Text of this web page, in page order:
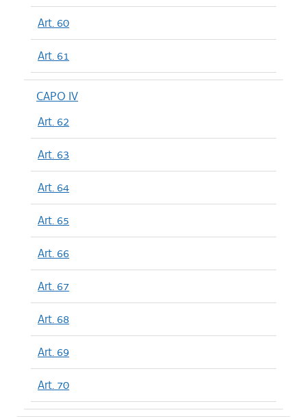
Art. 60
Art. 61
CAPO IV
Art. 62
Art. 63
Art. 64
Art. 65
Art. 66
Art. 67
Art. 68
Art. 69
Art. 70